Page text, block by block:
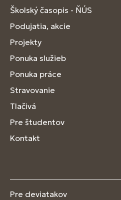
Školský časopis - ŇÚS
Podujatia, akcie
Projekty
Ponuka služieb
Ponuka práce
Stravovanie
Tlačivá
Pre študentov
Kontakt
Pre deviatakov